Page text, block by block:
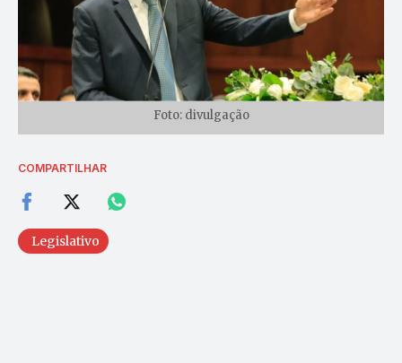
Foto: divulgação
COMPARTILHAR
Legislativo